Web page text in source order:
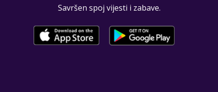
Savršen spoj vijesti i zabave.